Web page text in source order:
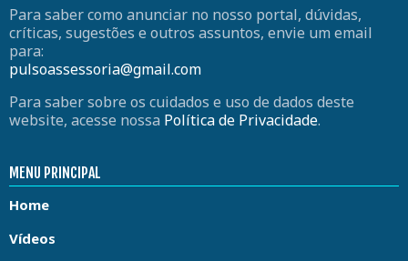
Para saber como anunciar no nosso portal, dúvidas,
críticas, sugestões e outros assuntos, envie um email
para:
pulsoassessoria@gmail.com
Para saber sobre os cuidados e uso de dados deste
website, acesse nossa Política de Privacidade.
MENU PRINCIPAL
Home
Vídeos